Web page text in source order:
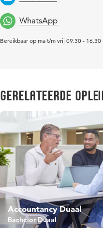
Email
WhatsApp
Bereikbaar op ma t/m vrij 09.30 - 16.30
Gerelateerde
Accountancy Duaal
Bachelor Duaal